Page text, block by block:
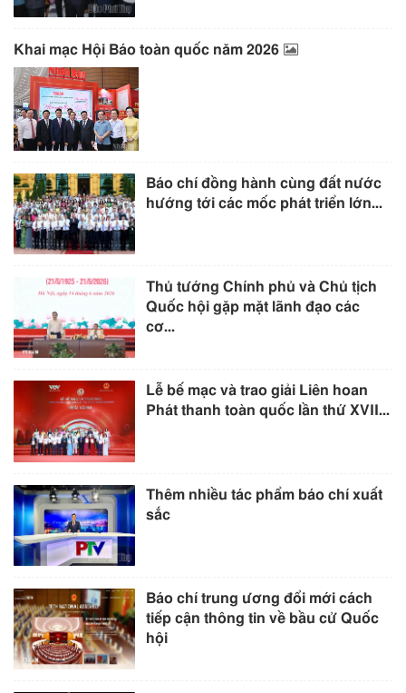
Khai mạc Hội Báo toàn quốc năm 2026
Báo chí đồng hành cùng đất nước
hướng tới các mốc phát triển lớn...
Thủ tướng Chính phủ và Chủ tịch
Quốc hội gặp mặt lãnh đạo các
cơ...
Lễ bế mạc và trao giải Liên hoan
Phát thanh toàn quốc lần thứ XVII...
Thêm nhiều tác phẩm báo chí xuất
sắc
Báo chí trung ương đổi mới cách
tiếp cận thông tin về bầu cử Quốc
hội